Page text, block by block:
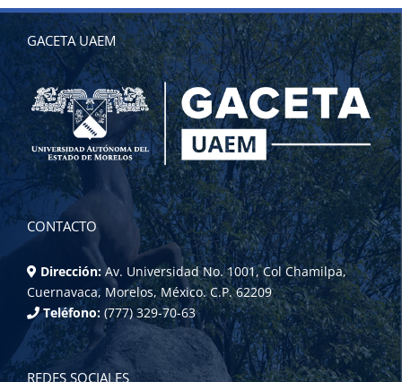
GACETA UAEM
CONTACTO
Dirección: Av. Universidad No. 1001, Col Chamilpa,
Cuernavaca, Morelos, México. C.P. 62209
Teléfono: (777) 329-70-63
REDES SOCIALES